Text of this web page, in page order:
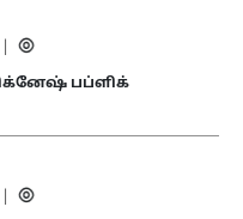
பப்ளிக்